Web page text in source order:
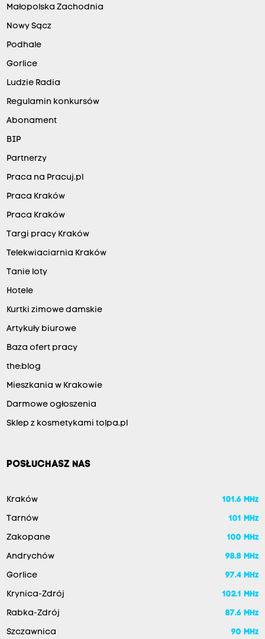
Małopolska Zachodnia
Nowy Sącz
Podhale
Gorlice
Ludzie Radia
Regulamin konkursów
Abonament
BIP
Partnerzy
Praca na Pracuj.pl
Praca Kraków
Praca Kraków
Targi pracy Kraków
Telekwiaciarnia Kraków
Tanie loty
Hotele
Kurtki zimowe damskie
Artykuły biurowe
Baza ofert pracy
the:blog
Mieszkania w Krakowie
Darmowe ogłoszenia
Sklep z kosmetykami tolpa.pl
POSŁUCHASZ NAS
Kraków 101.6 MHz
Tarnów 101 MHz
Zakopane 100 MHz
Andrychów 98.8 MHz
Gorlice 97.4 MHz
Krynica-Zdrój 102.1 MHz
Rabka-Zdrój 87.6 MHz
Szczawnica 90 MHz